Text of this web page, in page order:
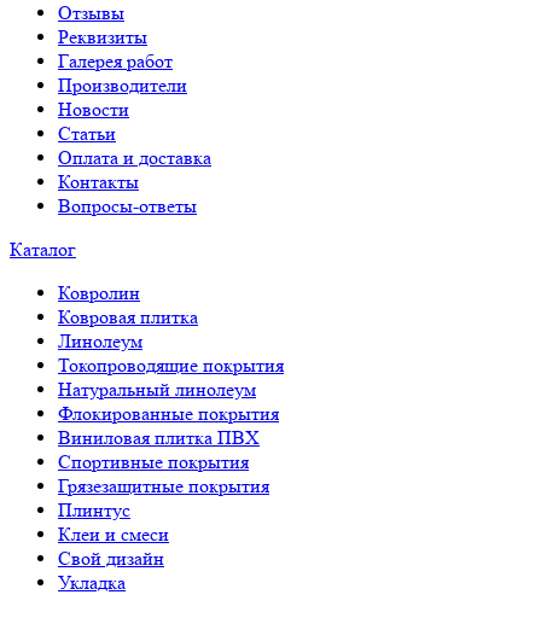
Отзывы
Реквизиты
Галерея работ
Производители
Новости
Статьи
Оплата и доставка
Контакты
Вопросы-ответы
Каталог
Ковролин
Ковровая плитка
Линолеум
Токопроводящие покрытия
Натуральный линолеум
Флокированные покрытия
Виниловая плитка ПВХ
Спортивные покрытия
Грязезащитные покрытия
Плинтус
Клеи и смеси
Свой дизайн
Укладка